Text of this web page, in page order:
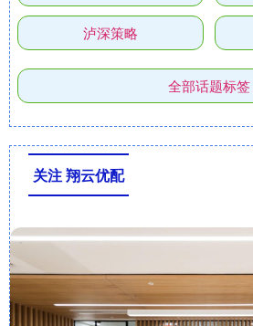
泸深策略
全部话题标签
关注 翔云优配